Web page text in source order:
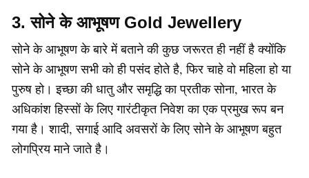
3. सोने के आभूषण Gold Jewellery
सोने के आभूषण के बारे में बताने की कुछ जरूरत ही नहीं है क्योंकि
सोने के आभूषण सभी को ही पसंद होते है, फिर चाहे वो महिला हो या
पुरुष हो। इच्छा की धातु और समृद्धि का प्रतीक सोना, भारत के
अधिकांश हिस्सों के लिए गारंटीकृत निवेश का एक प्रमुख रूप बन
गया है। शादी, सगाई आदि अवसरों के लिए सोने के आभूषण बहुत
लोगप्रिय माने जाते है।